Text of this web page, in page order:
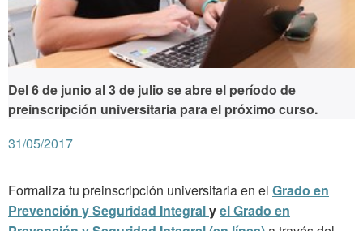
Del 6 de junio al 3 de julio se abre el período de
preinscripción universitaria para el próximo curso.
31/05/2017
Formaliza tu preinscripción universitaria en el Grado en
Prevención y Seguridad Integralyel Grado en